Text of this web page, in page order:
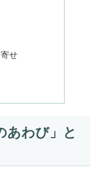
せ
あわび」と